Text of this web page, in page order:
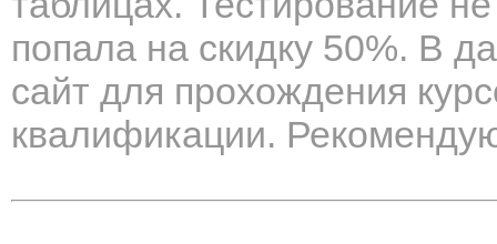
попала на скидку 50%. В
сайт для прохождения
квалификации.